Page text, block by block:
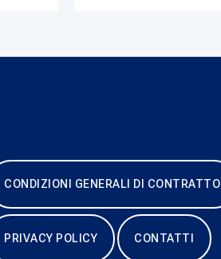
CONDIZIONI GENERALI DI CONTRATTO
PRIVACY POLICY CONTATTI